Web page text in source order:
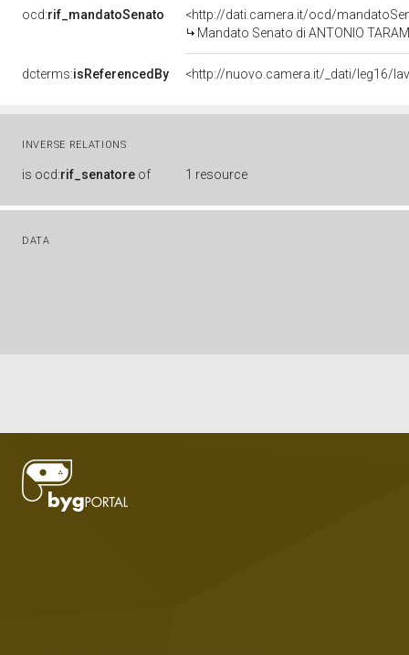
ocd:rif_mandatoSenato
<http://dati.camera.it/ocd/
Mandato Senato di ANTONIO
dcterms:isReferencedBy
INVERSE RELATIONS
is ocd:rif_senatore of 1 resource
DATA